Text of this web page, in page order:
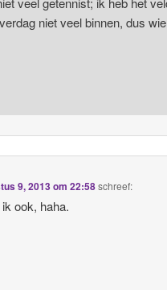
niet veel binnen, dus
9, 2013 om 22:58schreef:
ook, haha.